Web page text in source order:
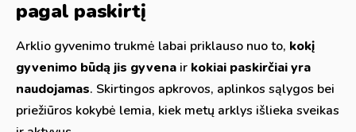
pagal paskirtį
Arklio gyvenimo trukmė labai priklauso nuo to, kokį
gyvenimo būdą jis gyvena ir kokiai paskirčiai yra
naudojamas. Skirtingos apkrovos, aplinkos sąlygos bei
priežiūros kokybė lemia, kiek metų arklys išlieka sveikas